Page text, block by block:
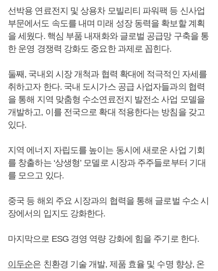
선박용 연료전지 및 상용차 모빌리티 파워팩 등 신사업
부문에서도 속도를 내며 미래 성장 동력을 확보할 계획
을 세웠다. 핵심 부품 내재화와 글로벌 공급망 구축을 통
한 운영 경쟁력 강화도 중요한 과제로 꼽힌다.
둘째, 국내외 시장 개척과 협력 확대에 적극적인 자세를
취하고자 한다. 국내 도시가스 공급 사업자들과의 협력
을 통해 지역 맞춤형 수소연료전지 발전소 사업 모델을
개발하고, 이를 전국으로 확대 적용한다는 방침을 갖고
있다.
지역 에너지 자립도를 높이는 동시에 새로운 사업 기회
를 창출하는 ‘상생형’ 모델로 시장과 주주들로부터 기대
를 모으고 있다.
중국 등 해외 주요 시장과의 협력을 통해 글로벌 수소 시
장에서의 입지도 강화한다.
마지막으로 ESG 경영 역량 강화에 힘을 주기로 한다.
이두순은 친환경 기술 개발, 제품 효율 및 수명 향상, 온